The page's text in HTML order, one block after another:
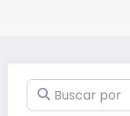
Buscar por